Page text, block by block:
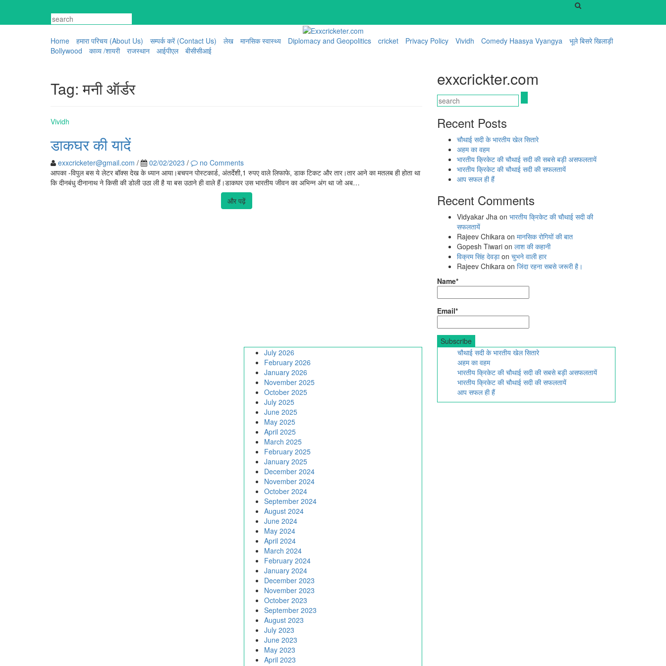
content
Home
हमारा परिचय (About Us) सम्पर्क करें (Contact Us) लेख मानसिक स्वास्थ्य Diplomacy and Geopolitics cricket Privacy Policy Vividh Comedy Haasya Vyangya
भूले बिसरे खिलाड़ी
Bollywood
काव्य /शायरी राजस्थान आईपीएल बीसीसीआई
Tag:मनी ऑर्डर
Vividh
डाकघर की यादें
exxcricketer@gmail.com / 02/02/2023 /
no Comments
आपका -विपुल बस ये लेटर बॉक्स देख के ध्यान आया।बचपन पोस्टकार्ड, अंतर्देशी,1 रुपए वाले लिफाफे, डाक टिकट और तार।तार आने का मतलब ही होता था
कि दीनबंधु दीनानाथ ने किसी की डोली उठा ली है या बस उठाने ही वाले हैं।डाकघर उस भारतीय जीवन का अभिन्न अंग था जो अब…
और पढ़ें
exxcrickter.com
Recent Posts
चौथाई सदी के भारतीय खेल सितारे
अहम का वहम
भारतीय क्रिकेट की चौथाई सदी की सबसे बड़ी असफलतायें
भारतीय क्रिकेट की चौथाई सदी की सफलतायें
आप सफल ही हैं
Recent Comments
Vidyakar Jha on भारतीय क्रिकेट की चौथाई सदी की
सफलतायें
Rajeev Chikara on मानसिक रोगियों की बात
Gopesh Tiwari on लाश की कहानी
विक्रम सिंह देवड़ाon चुभने वाली हार
Rajeev Chikara on जिंदा रहना सबसे जरूरी है।
Name*
Email*
July 2026
February 2026
January 2026
November 2025
October 2025
July 2025
June 2025
May 2025
April 2025
March 2025
February 2025
January 2025
December 2024
November 2024
October 2024
September 2024
August 2024
June 2024
May 2024
April 2024
March 2024
February 2024
January 2024
December 2023
November 2023
October 2023
September 2023
August 2023
July 2023
June 2023
May 2023
April 2023
चौथाई सदी के भारतीय खेल सितारे
अहम का वहम
भारतीय क्रिकेट की चौथाई सदी की सबसे बड़ी असफलतायें
भारतीय क्रिकेट की चौथाई सदी की सफलतायें
आप सफल ही हैं